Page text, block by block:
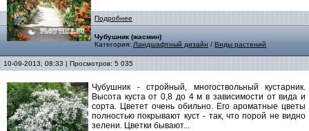
Подробнее
Чубушник (жасмин)
Категория: Ландшафтный дизайн / Виды растений
10-09-2013, 08:33 | Просмотров: 5 035
Чубушник - стройный, многоствольный кустарник.
Высота куста от 0,8 до 4 м в зависимости от вида и
сорта. Цветет очень обильно. Его ароматные цветы
полностью покрывают куст - так, что порой не видно
зелени. Цветки бывают...